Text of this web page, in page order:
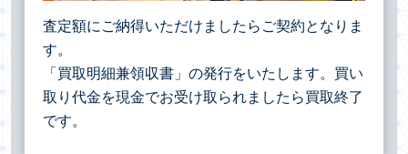
査定額にご納得いただけましたらご契約となりま
す。
「買取明細兼領収書」の発行をいたします。買い
取り代金を現金でお受け取られましたら買取終了
です。